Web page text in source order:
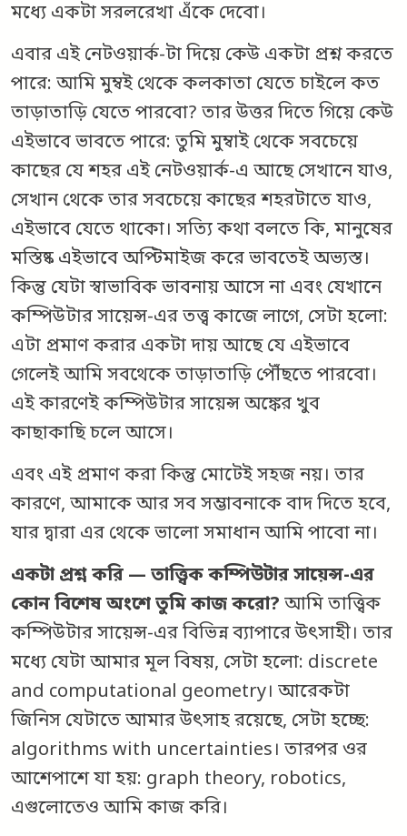
মধ্যে একটা সরলরেখা এঁকে দেবো।
এবার এই নেটওয়ার্ক-টা দিয়ে কেউ একটা প্রশ্ন করতে
পারে: আমি মুম্বই থেকে কলকাতা যেতে চাইলে কত
তাড়াতাড়ি যেতে পারবো? তার উত্তর দিতে গিয়ে কেউ
এইভাবে ভাবতে পারে: তুমি মুম্বাই থেকে সবচেয়ে
কাছের যে শহর এই নেটওয়ার্ক-এ আছে সেখানে যাও,
সেখান থেকে তার সবচেয়ে কাছের শহরটাতে যাও,
এইভাবে যেতে থাকো। সত্যি কথা বলতে কি, মানুষের
মস্তিষ্ক এইভাবে অপ্টিমাইজ করে ভাবতেই অভ্যস্ত।
কিন্তু যেটা স্বাভাবিক ভাবনায় আসে না এবং যেখানে
কম্পিউটার সায়েন্স-এর তত্ত্ব কাজে লাগে, সেটা হলো:
এটা প্রমাণ করার একটা দায় আছে যে এইভাবে
গেলেই আমি সবথেকে তাড়াতাড়ি পৌঁছতে পারবো।
এই কারণেই কম্পিউটার সায়েন্স অঙ্কের খুব
কাছাকাছি চলে আসে।
এবং এই প্রমাণ করা কিন্তু মোটেই সহজ নয়। তার
কারণে, আমাকে আর সব সম্ভাবনাকে বাদ দিতে হবে,
যার দ্বারা এর থেকে ভালো সমাধান আমি পাবো না।
একটা প্রশ্ন করি — তাত্ত্বিক কম্পিউটার সায়েন্স-এর
কোন বিশেষ অংশে তুমি কাজ করো? আমি তাত্ত্বিক
কম্পিউটার সায়েন্স-এর বিভিন্ন ব্যাপারে উৎসাহী। তার
মধ্যে যেটা আমার মূল বিষয়, সেটা হলো: discrete
and computational geometry। আরেকটা
জিনিস যেটাতে আমার উৎসাহ রয়েছে, সেটা হচ্ছে:
algorithms with uncertainties। তারপর ওর
আশেপাশে যা হয়: graph theory, robotics,
এগুলোতেও আমি কাজ করি।